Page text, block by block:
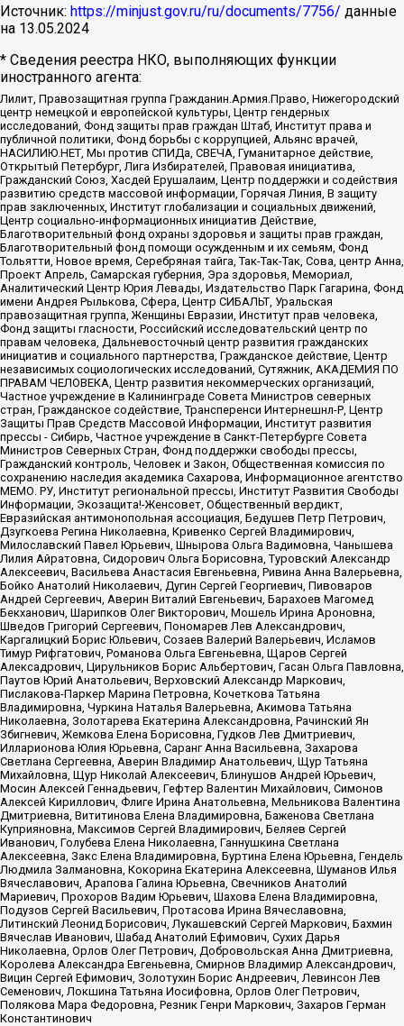
Источник: https://minjust.gov.ru/ru/documents/7756/ данные
на 13.05.2024
* Сведения реестра НКО, выполняющих функции
иностранного агента:
Лилит, Правозащитная группа Гражданин.Армия.Право, Нижегородский
центр немецкой и европейской культуры, Центр гендерных
исследований, Фонд защиты прав граждан Штаб, Институт права и
публичной политики, Фонд борьбы с коррупцией, Альянс врачей,
НАСИЛИЮ.НЕТ, Мы против СПИДа, СВЕЧА, Гуманитарное действие,
Открытый Петербург, Лига Избирателей, Правовая инициатива,
Гражданский Союз, Хасдей Ерушалаим, Центр поддержки и содействия
развитию средств массовой информации, Горячая Линия, В защиту
прав заключенных, Институт глобализации и социальных движений,
Центр социально-информационных инициатив Действие,
Благотворительный фонд охраны здоровья и защиты прав граждан,
Благотворительный фонд помощи осужденным и их семьям, Фонд
Тольятти, Новое время, Серебряная тайга, Так-Так-Так, Сова, центр Анна,
Проект Апрель, Самарская губерния, Эра здоровья, Мемориал,
Аналитический Центр Юрия Левады, Издательство Парк Гагарина, Фонд
имени Андрея Рылькова, Сфера, Центр СИБАЛЬТ, Уральская
правозащитная группа, Женщины Евразии, Институт прав человека,
Фонд защиты гласности, Российский исследовательский центр по
правам человека, Дальневосточный центр развития гражданских
инициатив и социального партнерства, Гражданское действие, Центр
независимых социологических исследований, Сутяжник, АКАДЕМИЯ ПО
ПРАВАМ ЧЕЛОВЕКА, Центр развития некоммерческих организаций,
Частное учреждение в Калининграде Совета Министров северных
стран, Гражданское содействие, Трансперенси Интернешнл-Р, Центр
Защиты Прав Средств Массовой Информации, Институт развития
прессы - Сибирь, Частное учреждение в Санкт-Петербурге Совета
Министров Северных Стран, Фонд поддержки свободы прессы,
Гражданский контроль, Человек и Закон, Общественная комиссия по
сохранению наследия академика Сахарова, Информационное агентство
МЕМО. РУ, Институт региональной прессы, Институт Развития Свободы
Информации, Экозащита!-Женсовет, Общественный вердикт,
Евразийская антимонопольная ассоциация, Бедушев Петр Петрович,
Дзугкоева Регина Николаевна, Кривенко Сергей Владимирович,
Милославский Павел Юрьевич, Шнырова Ольга Вадимовна, Чанышева
Лилия Айратовна, Сидорович Ольга Борисовна, Туровский Александр
Алексеевич, Васильева Анастасия Евгеньевна, Ривина Анна Валерьевна,
Бойко Анатолий Николаевич, Дугин Сергей Георгиевич, Пивоваров
Андрей Сергеевич, Аверин Виталий Евгеньевич, Барахоев Магомед
Бекханович, Шарипков Олег Викторович, Мошель Ирина Ароновна,
Шведов Григорий Сергеевич, Пономарев Лев Александрович,
Каргалицкий Борис Юльевич, Созаев Валерий Валерьевич, Исламов
Тимур Рифгатович, Романова Ольга Евгеньевна, Щаров Сергей
Алексадрович, Цирульников Борис Альбертович, Гасан Ольга Павловна,
Паутов Юрий Анатольевич, Верховский Александр Маркович,
Пислакова-Паркер Марина Петровна, Кочеткова Татьяна
Владимировна, Чуркина Наталья Валерьевна, Акимова Татьяна
Николаевна, Золотарева Екатерина Александровна, Рачинский Ян
Збигневич, Жемкова Елена Борисовна, Гудков Лев Дмитриевич,
Илларионова Юлия Юрьевна, Саранг Анна Васильевна, Захарова
Светлана Сергеевна, Аверин Владимир Анатольевич, Щур Татьяна
Михайловна, Щур Николай Алексеевич, Блинушов Андрей Юрьевич,
Мосин Алексей Геннадьевич, Гефтер Валентин Михайлович, Симонов
Алексей Кириллович, Флиге Ирина Анатольевна, Мельникова Валентина
Дмитриевна, Вититинова Елена Владимировна, Баженова Светлана
Куприяновна, Максимов Сергей Владимирович, Беляев Сергей
Иванович, Голубева Елена Николаевна, Ганнушкина Светлана
Алексеевна, Закс Елена Владимировна, Буртина Елена Юрьевна, Гендель
Людмила Залмановна, Кокорина Екатерина Алексеевна, Шуманов Илья
Вячеславович, Арапова Галина Юрьевна, Свечников Анатолий
Мариевич, Прохоров Вадим Юрьевич, Шахова Елена Владимировна,
Подузов Сергей Васильевич, Протасова Ирина Вячеславовна,
Литинский Леонид Борисович, Лукашевский Сергей Маркович, Бахмин
Вячеслав Иванович, Шабад Анатолий Ефимович, Сухих Дарья
Николаевна, Орлов Олег Петрович, Добровольская Анна Дмитриевна,
Королева Александра Евгеньевна, Смирнов Владимир Александрович,
Вицин Сергей Ефимович, Золотухин Борис Андреевич, Левинсон Лев
Семенович, Локшина Татьяна Иосифовна, Орлов Олег Петрович,
Полякова Мара Федоровна, Резник Генри Маркович, Захаров Герман
Константинович